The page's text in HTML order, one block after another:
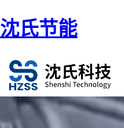
沈氏节能